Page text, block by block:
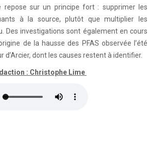
repose sur un principe fort : supprimer les
à la source, plutôt que multiplier les
Des investigations sont également en cours
de la hausse des PFAS observée l’été
d’Arcier, dont les causes restent à identifier.
: Christophe Lime